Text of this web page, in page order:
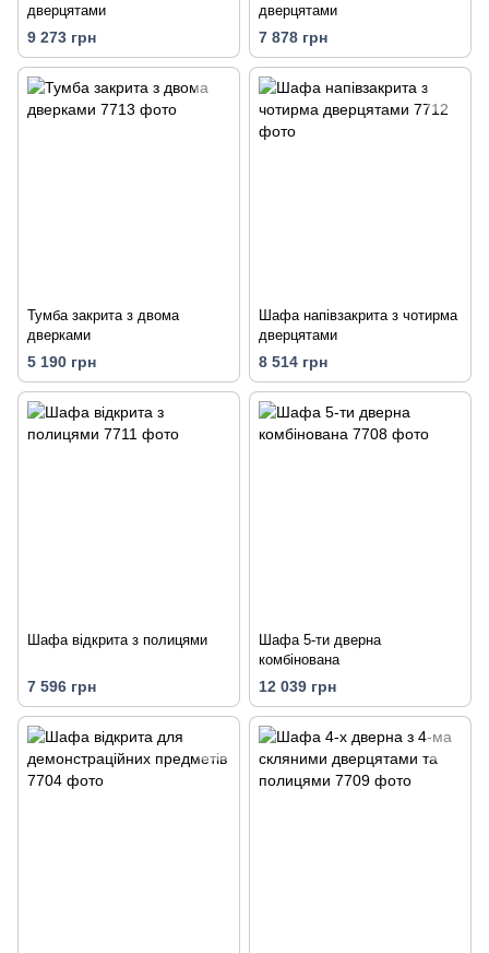
дверцятами
9 273 грн
дверцятами
7 878 грн
Тумба закрита з двома
дверками
5 190 грн
Шафа напівзакрита з чотирма
дверцятами
8 514 грн
Шафа відкрита з полицями
7 596 грн
Шафа 5-ти дверна
комбінована
12 039 грн